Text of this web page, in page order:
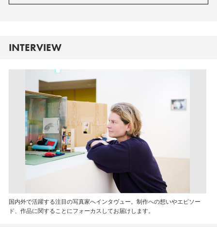
INTERVIEW
国内外で活躍する注目の写真家へインタヴュー。制作への想いやエピソー
ド、作品に関することにフォーカスしてお届けします。